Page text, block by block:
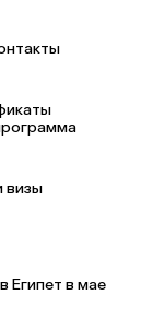
визы
Египет в мае